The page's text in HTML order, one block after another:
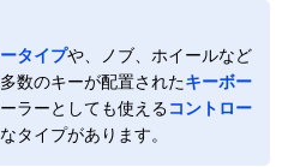
タイプや、ノブ、ホイールなど
数のキーが配置されたキーボー
ラーとしても使えるコントロー
タイプがあります。